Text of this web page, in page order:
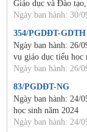
Giáo dục và Đào
Ngày ban hành: 30/
354/PGDĐT-GDTH
Ngày ban hành: 26/
vụ giáo dục tiểu học
Ngày ban hành: 26/
83/PGDĐT-NG
Ngày ban hành: 24/
học sinh năm 2024
Ngày ban hành: 24/